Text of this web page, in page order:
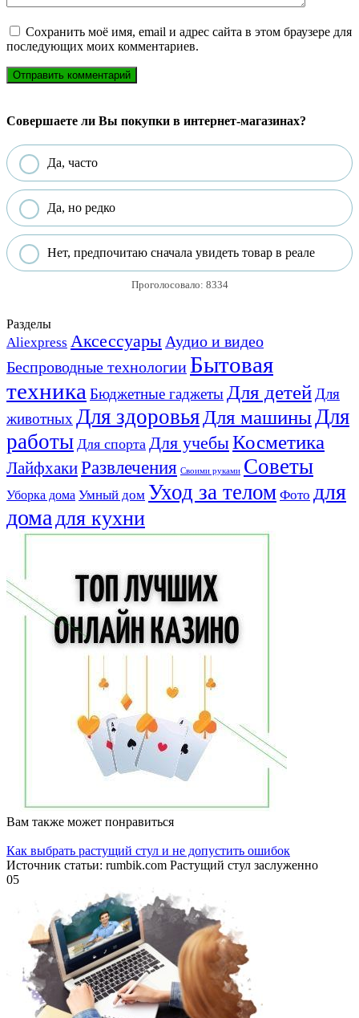
Сохранить моё имя, email и адрес сайта в этом браузере для
последующих моих комментариев.
Совершаете ли Вы покупки в интернет-магазинах?
Да, часто
Да, но редко
Нет, предпочитаю сначала увидеть товар в реале
Проголосовало: 8334
Разделы
Aliexpress Аксессуары Аудио и видео
Беспроводные технологии Бытовая
техника Бюджетные гаджеты Для детей Для
животных Для здоровья Для машины Для
работы Для спорта Для учебыКосметика
ЛайфхакиРазвлечения Своими руками Советы
Уборка дома Умный дом Уход за телом Фото для
дома для кухни
Вам также может понравиться
Как выбрать растущий стул и не допустить ошибок
Источник статьи: rumbik.com Растущий стул заслуженно
05